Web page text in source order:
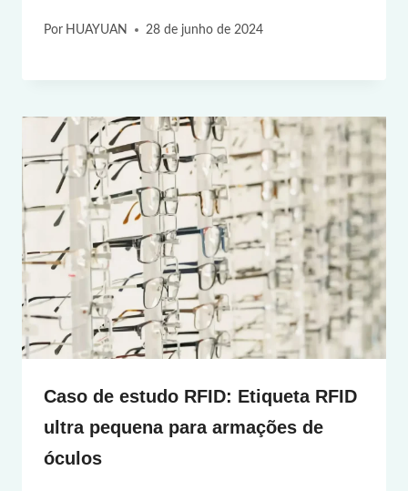
Por HUAYUAN 28 de junho de 2024
Caso de estudo RFID: Etiqueta RFID
ultra pequena para armações de
óculos